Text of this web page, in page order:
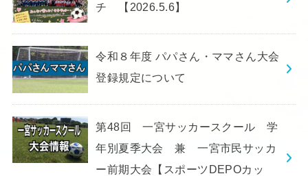
チ 【2026.5.6】
令和８年度 パパさん・ママさん大会
登録規定について
第48回 一宮サッカースクール 学
年別夏季大会 兼 一宮市民サッカ
ー前期大会【スポーツDEPOカッ